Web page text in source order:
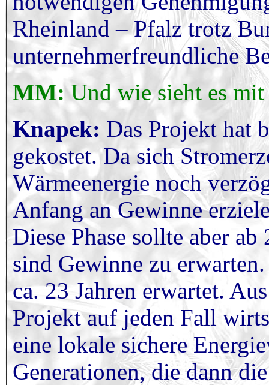
Rheinland – Pfalz trotz
unternehmerfreundliche
MM:Und wie sieht es
Knapek: Das Projekt hat
gekostet. Da sich
Wärmeenergie noch
Anfang an Gewinne
Diese Phase sollte aber
sind Gewinne zu
ca. 23 Jahren erwartet.
Projekt auf jeden Fall
eine lokale sichere
Generationen, die dann